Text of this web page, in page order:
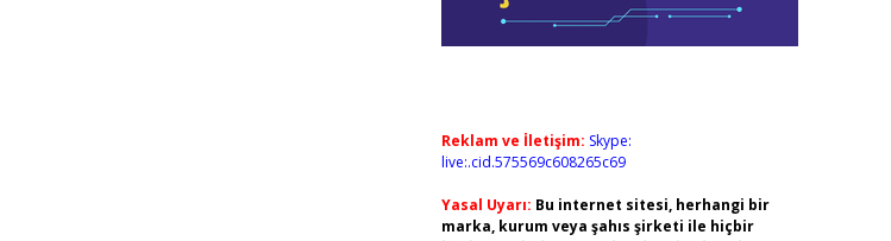
Reklam ve İletişim: Skype:
live:.cid.575569c608265c69
Yasal Uyarı: Bu internet sitesi, herhangi bir
marka, kurum veya şahıs şirketi ile hiçbir